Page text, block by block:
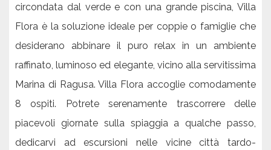
circondata dal verde e con una grande piscina, Villa
Flora è la soluzione ideale per coppie o famiglie che
desiderano abbinare il puro relax in un ambiente
raffinato, luminoso ed elegante, vicino alla servitissima
Marina di Ragusa. Villa Flora accoglie comodamente
8 ospiti. Potrete serenamente trascorrere delle
piacevoli giornate sulla spiaggia a qualche passo,
dedicarvi ad escursioni nelle vicine città tardo-